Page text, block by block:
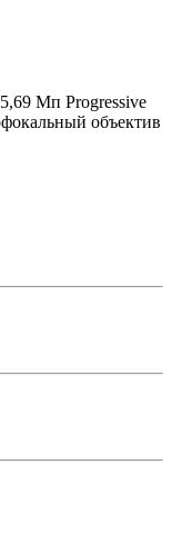
Мп Progressive
объектив